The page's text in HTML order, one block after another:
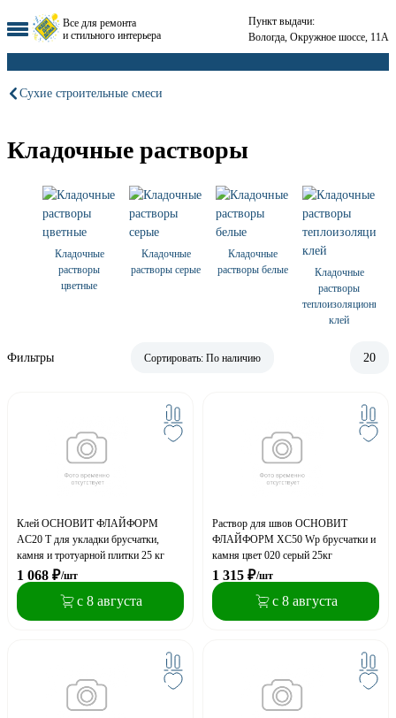
Все для ремонта
и стильного интерьера
Пункт выдачи:
Вологда, Окружное шоссе, 11А
Сухие строительные смеси
Кладочные растворы
Кладочные
растворы
цветные
Кладочные
растворы серые
Кладочные
растворы белые
Кладочные
растворы
теплоизоляционный
клей
Фильтры Сортировать: По наличию 20
Клей ОСНОВИТ ФЛАЙФОРМ
AC20 T для укладки брусчатки,
камня и тротуарной плитки 25 кг
1 068 ₽/шт
с 8 августа
Раствор для швов ОСНОВИТ
ФЛАЙФОРМ XC50 Wp брусчатки и
камня цвет 020 серый 25кг
1 315 ₽/шт
с 8 августа